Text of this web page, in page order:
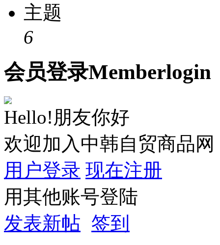
主题
6
会员登录Memberlogin
Hello!朋友你好
欢迎加入中韩自贸商品网
用户登录 现在注册
用其他账号登陆
发表新帖 签到